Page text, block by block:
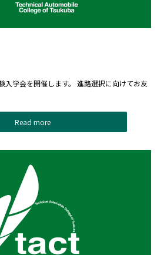
入学会を開催します。 進路選択に向けてお友
Read more